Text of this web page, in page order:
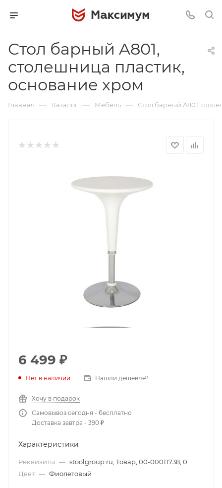
Стол барный A801,
столешница пластик,
основание хром
Главная — Каталог — Мебель — Стол барный A801,
6 499 ₽
Нет в наличии Нашли дешевле?
Хочу в подарок
Самовывоз сегодня - бесплатно
Доставка завтра - 390 ₽
Характеристики
Реквизиты — stoolgroup.ru, Товар, 00-00011738, 0
Цвет — Фиолетовый